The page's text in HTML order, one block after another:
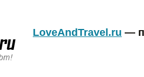
LoveAndTravel.ru —